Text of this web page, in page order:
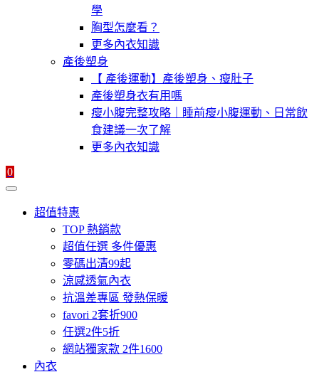
學
胸型怎麼看？
更多內衣知識
產後塑身
【 產後運動】產後塑身、瘦肚子
產後塑身衣有用嗎
瘦小腹完整攻略｜睡前瘦小腹運動、日常飲
食建議一次了解
更多內衣知識
0
超值特惠
TOP 熱銷款
超值任選 多件優惠
零碼出清99起
涼感透氣內衣
抗溫差專區 發熱保暖
favori 2套折900
任選2件5折
網站獨家款 2件1600
內衣